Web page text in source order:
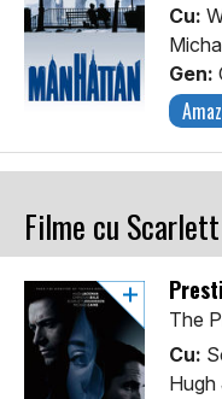
Cu:
Gen:
Filme cu
The
Cu:
Hugh